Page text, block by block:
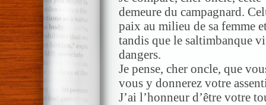
demeure du campagnard.
paix au milieu de sa femme
tandis que le saltimbanque
dangers.
Je pense, cher oncle, que
vous y donnerez votre
J’ai l’honneur d’être votre